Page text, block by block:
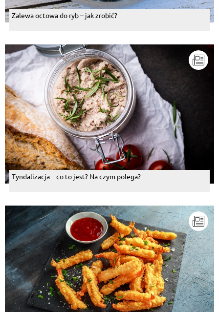
Zalewa octowa do ryb – jak zrobić?
Tyndalizacja – co to jest? Na czym polega?